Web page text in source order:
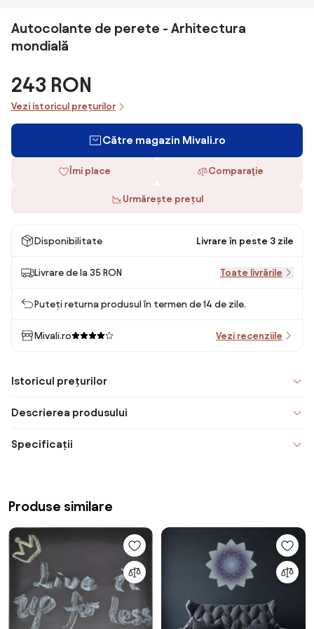
Autocolante de perete - Arhitectura
mondială
243 RON
Vezi istoricul prețurilor
Către magazin Mivali.ro
Îmi place Comparaţie
Urmărește prețul
Disponibilitate Livrare în peste 3 zile
Livrare de la 35 RON Toate livrările
Puteți returna produsul în termen de 14 de zile.
Mivali.ro Vezi recenziile
Istoricul prețurilor
Descrierea produsului
Specificații
Produse similare